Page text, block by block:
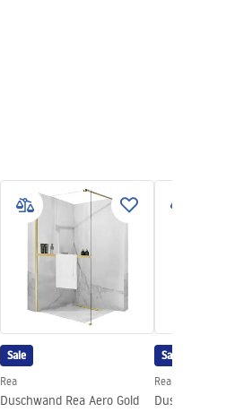
Sale
Rea
Duschwand Rea Aero Gold
Sale
Rea
Duschwand